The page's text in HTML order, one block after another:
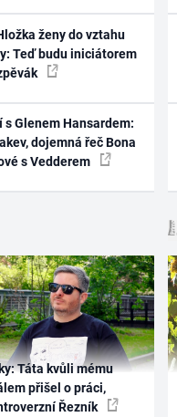
ženy do vztahu
Teď budu iniciátorem
s Glenem Hansardem:
dojemná řeč Bona
s Vedderem
Táta kvůli mému
přišel o práci,
Řezník